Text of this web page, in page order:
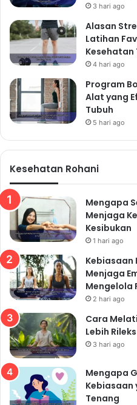
3 hari ago
Alasan
Latihan
Kesehatan
4 hari ago
Program
Alat yang
Tubuh
5 hari ago
Kesehatan Rohani
Mengapa
Menjaga
Kesibukan
1 hari ago
Kebiasaan
Menjaga
Mengelola
2 hari ago
Cara
Lebih
3 hari ago
Mengapa
Kebiasaan
Tenang